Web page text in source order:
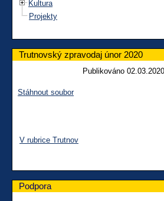
Kultura
Projekty
Trutnovský zpravodaj únor 2020
Publikováno
Stáhnout soubor
V rubrice Trutnov
Podpora